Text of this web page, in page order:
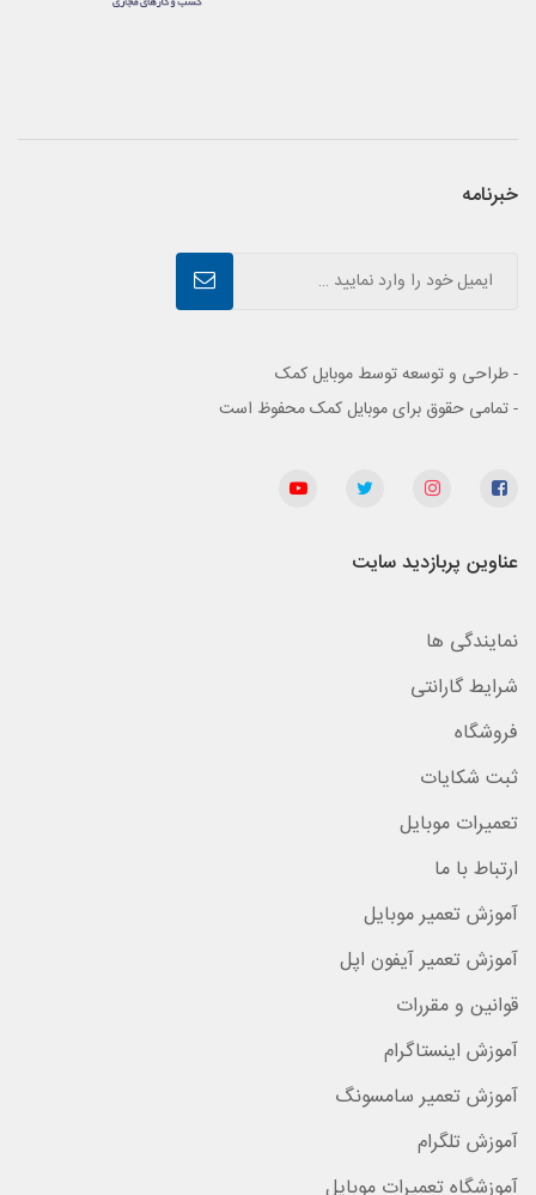
خبرنامه
- طراحی و توسعه توسط موبایل کمک
- تمامی حقوق برای موبایل کمک محفوظ است
عناوین پربازدید سایت
نمایندگی ها
شرایط گارانتی
فروشگاه
ثبت شکایات
تعمیرات موبایل
ارتباط با ما
آموزش تعمیر موبایل
آموزش تعمیر آیفون اپل
قوانین و مقررات
آموزش اینستاگرام
آموزش تعمیر سامسونگ
آموزش تلگرام
آموزشگاه تعمیرات موبایل